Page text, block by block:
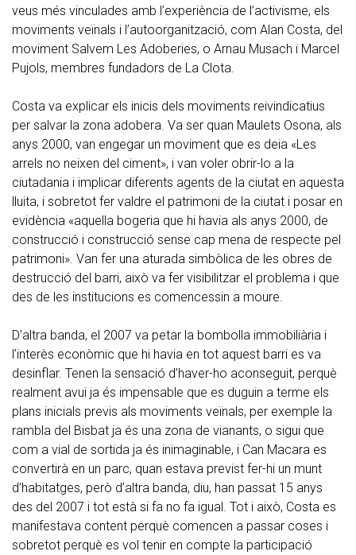
veus més vinculades amb l’experiència de l’activisme, els
moviments veïnals i l’autoorganització, com Alan Costa, del
moviment Salvem Les Adoberies, o Arnau Musach i Marcel
Pujols, membres fundadors de La Clota.
Costa va explicar els inicis dels moviments reivindicatius
per salvar la zona adobera. Va ser quan Maulets Osona, als
anys 2000, van engegar un moviment que es deia «Les
arrels no neixen del ciment», i van voler obrir-lo a la
ciutadania i implicar diferents agents de la ciutat en aquesta
lluita, i sobretot fer valdre el patrimoni de la ciutat i posar en
evidència «aquella bogeria que hi havia als anys 2000, de
construcció i construcció sense cap mena de respecte pel
patrimoni». Van fer una aturada simbòlica de les obres de
destrucció del barri, això va fer visibilitzar el problema i que
des de les institucions es comencessin a moure.
D’altra banda, el 2007 va petar la bombolla immobiliària i
l’interès econòmic que hi havia en tot aquest barri es va
desinflar. Tenen la sensació d’haver-ho aconseguit, perquè
realment avui ja és impensable que es duguin a terme els
plans inicials previs als moviments veïnals, per exemple la
rambla del Bisbat ja és una zona de vianants, o sigui que
com a vial de sortida ja és inimaginable, i Can Macara es
convertirà en un parc, quan estava previst fer-hi un munt
d’habitatges, però d’altra banda, diu, han passat 15 anys
des del 2007 i tot està si fa no fa igual. Tot i això, Costa es
manifestava content perquè comencen a passar coses i
sobretot perquè es vol tenir en compte la participació